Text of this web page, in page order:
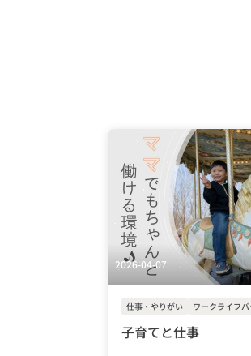
2026-04-07
仕事・やりがい ワークライフ
子育てと仕事